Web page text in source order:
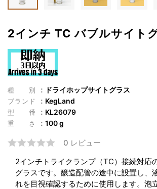
2インチ TC バブルサイト
種別 ドライホップサイトグラス
ブランド KegLand
型番 KL26079
重さ 100 g
0 レビュー
2インチトライクランプ（TC）接続対応
グラスです。醸造配管の途中に設置し、
れを目視確認するために使用します。泡